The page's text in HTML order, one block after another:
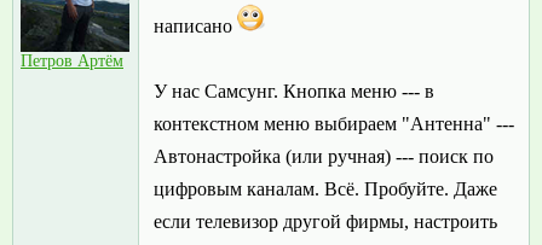
Петров Артём
написано
У нас Самсунг. Кнопка меню --- в
контекстном меню выбираем "Антенна" ---
Автонастройка (или ручная) --- поиск по
цифровым каналам. Всё. Пробуйте. Даже
если телевизор другой фирмы, настроить